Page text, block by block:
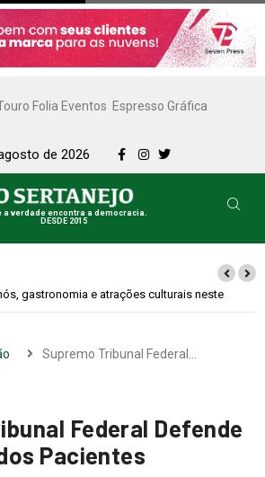
Folia Eventos Espresso Gráfica
de 2026
a verdade encontra a democracia.
DESDE 2015
e conspiração em um suspense imprevisível
Supremo Tribunal Federal…
Federal Defende
Pacientes